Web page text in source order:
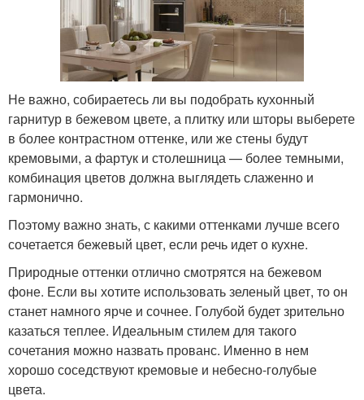
Не важно, собираетесь ли вы подобрать кухонный
гарнитур в бежевом цвете, а плитку или шторы выберете
в более контрастном оттенке, или же стены будут
кремовыми, а фартук и столешница — более темными,
комбинация цветов должна выглядеть слаженно и
гармонично.
Поэтому важно знать, с какими оттенками лучше всего
сочетается бежевый цвет, если речь идет о кухне.
Природные оттенки отлично смотрятся на бежевом
фоне. Если вы хотите использовать зеленый цвет, то он
станет намного ярче и сочнее. Голубой будет зрительно
казаться теплее. Идеальным стилем для такого
сочетания можно назвать прованс. Именно в нем
хорошо соседствуют кремовые и небесно-голубые
цвета.